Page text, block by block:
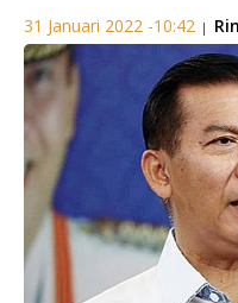
31 Januari 2022 -10:42 |